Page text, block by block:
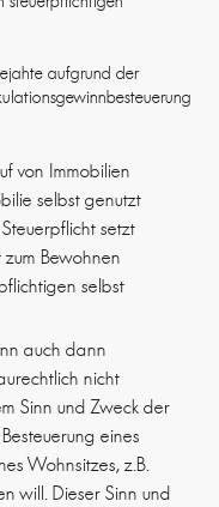
aufgrund der
von Immobilien
selbst genutzt
setzt
Bewohnen
selbst
auch dann
nicht
Sinn und Zweck der
eines
Wohnsitzes, z.B.
will. Dieser Sinn und